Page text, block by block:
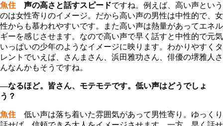
魚住 声の高さと話すスピードですね。例えば、高い声という
のは女性寄りのイメージ。だから高い声の男性は中性的で、女
性からも慕われやすいです。また高い声は熱量があってエネル
ギーを感じさせます。なので高い声で早く話すと中性的で元気
いっぱいの少年のようなイメージに映ります。わかりやすくタ
レントでいえば、さんまさん、浜田雅功さん、俳優の堺雅人さ
んなんかもそうですね。
―なるほど。皆さん、モテモテです。低い声はどうでしょ
う？
魚住 低い声は落ち着いた雰囲気があって男性寄り。ゆっくり